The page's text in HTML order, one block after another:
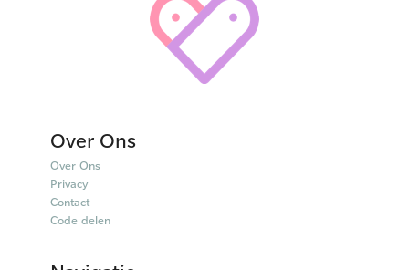
Over Ons
Over Ons
Privacy
Contact
Code delen